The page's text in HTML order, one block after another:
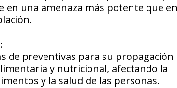
en una amenaza más potente que en
de preventivas para su propagación
y nutricional, afectando la
y la salud de las personas.